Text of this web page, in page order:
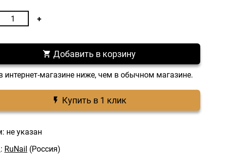
Добавить в корзину
интернет-магазине ниже, чем в обычном магазине.
Купить в 1 клик
не указан
RuNail (Россия)